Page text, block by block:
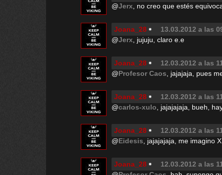
@Jerx , no creo que estés
Joana_28
13.03.2012 a las
@Jerx , jujuju, claro e.e
Joana_28
12.03.2012 a las
@Profesor Caos , jajajaja, pues
Joana_28
12.03.2012 a las
@carlos-xulo , jajajajaja, bueh,
Joana_28
12.03.2012 a las
@Eidesis , jajajajaja, me imagino
Joana_28
12.03.2012 a las